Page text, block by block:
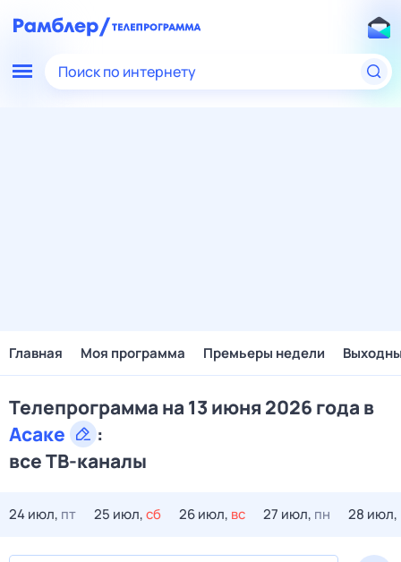
Поиск по интернету
Главная Моя программа Премьеры недели
Телепрограмма на 13 июня 2026 года в
Асаке
:
все ТВ-каналы
24 июл, пт 25 июл,сб 26 июл, вс 27 июл, пн 28 июл,